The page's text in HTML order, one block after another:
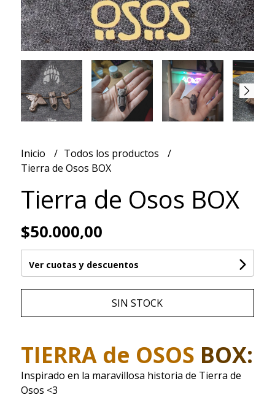
Inicio
Todos los productos
Tierra de Osos BOX
Tierra de Osos BOX
$50.000,00
Ver cuotas y descuentos
SIN STOCK
TIERRA de OSOS BOX:
Inspirado en la maravillosa historia de Tierra de
Osos <3